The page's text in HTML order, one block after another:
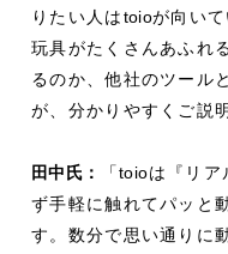
りたい人はtoioが向い
玩具がたくさんあふれ
るのか、他社のツール
が、分かりやすくご説
田中氏： 「toioは『リア
ず手軽に触れてパッと
す。数分で思い通りに